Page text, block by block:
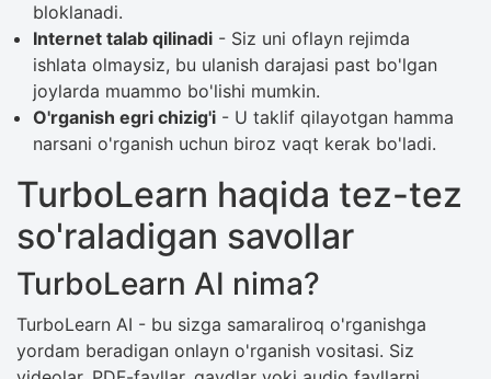
bloklanadi.
Internet talab qilinadi - Siz uni oflayn rejimda
ishlata olmaysiz, bu ulanish darajasi past bo'lgan
joylarda muammo bo'lishi mumkin.
O'rganish egri chizig'i - U taklif qilayotgan hamma
narsani o'rganish uchun biroz vaqt kerak bo'ladi.
TurboLearn haqida tez-tez
so'raladigan savollar
TurboLearn AI nima?
TurboLearn AI - bu sizga samaraliroq o'rganishga
yordam beradigan onlayn o'rganish vositasi. Siz